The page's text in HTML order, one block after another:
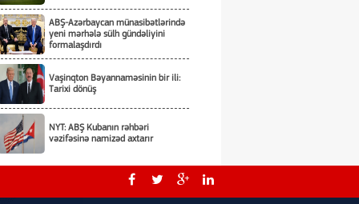
ABŞ-Azərbaycan münasibətlərində
yeni mərhələ sülh gündəliyini
formalaşdırdı
Vaşinqton Bəyannaməsinin bir ili:
Tarixi dönüş
NYT: ABŞ Kubanın rəhbəri
vəzifəsinə namizəd axtarır
Tarixi hadisələri zaman yaradır -
Tarixi dönüşləri isə liderlər!